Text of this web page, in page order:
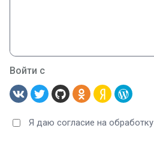
Войти с
Я даю согласие на обработку